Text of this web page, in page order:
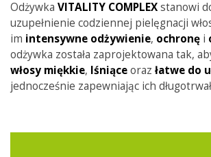
Odżywka VITALITY COMPLEXstanowi
uzupełnienie codziennej pielęgnacji
im intensywne odżywienie, ochronę i
odżywka została zaprojektowana tak,
włosy miękkie, lśniąceoraz łatwe do
jednocześnie zapewniając ich